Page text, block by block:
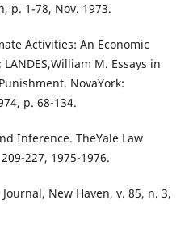
p. 1-78, Nov. 1973.
Activities: An Economic
LANDES,William M. Essays in
NovaYork:
p. 68-134.
Inference. TheYale Law
227, 1975-1976.
Journal, New Haven, v. 85, n. 3,